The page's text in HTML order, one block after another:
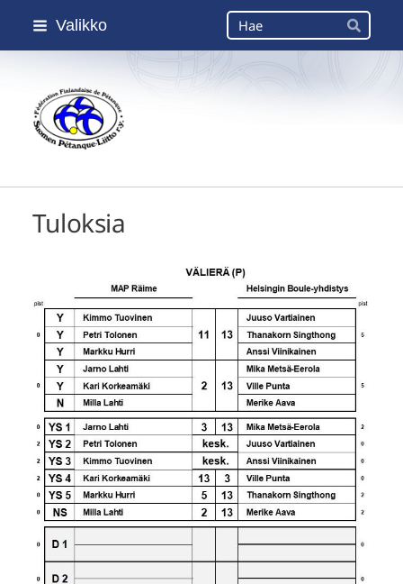
Siirry
Valikko Haku
Hae
Suomen Petanque-Liitto
Tuloksia